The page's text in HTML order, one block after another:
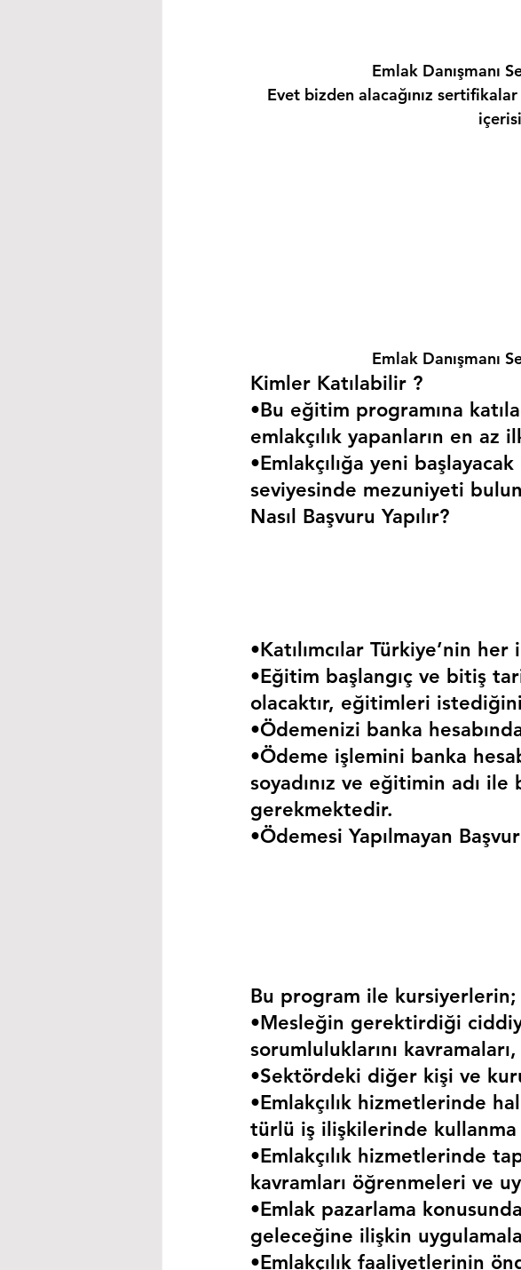
Emlak Danışmanı
Evet bizden alacağınız sertifikalar
Emlak Danışmanı
Kimler Katılabilir ?
•Bu eğitim programına
emlakçılık yapanların en az
•Emlakçılığa yeni
seviyesinde mezuniyeti
Nasıl Başvuru Yapılır?
•Katılımcılar Türkiye’nin
•Eğitim başlangıç ve bitiş
olacaktır, eğitimleri
•Ödemenizi banka
•Ödeme işlemini banka
soyadınız ve eğitimin adı
gerekmektedir.
•Ödemesi Yapılmayan
Bu program ile kursiyerlerin;
•Mesleğin gerektirdiği
sorumluluklarını kavramaları,
•Sektördeki diğer kişi ve
•Emlakçılık hizmetlerinde
türlü iş ilişkilerinde kullanma
•Emlakçılık hizmetlerinde
kavramları öğrenmeleri ve
•Emlak pazarlama
geleceğine ilişkin
•Emlakçılık faaliyetlerinin